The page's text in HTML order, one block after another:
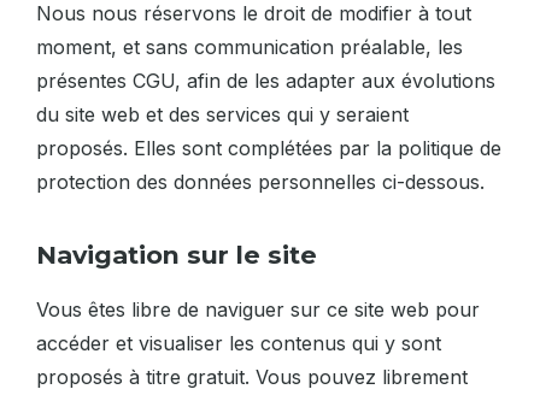
Nous nous réservons le droit de modifier à tout
moment, et sans communication préalable, les
présentes CGU, afin de les adapter aux évolutions
du site web et des services qui y seraient
proposés. Elles sont complétées par la politique de
protection des données personnelles ci-dessous.
Navigation sur le site
Vous êtes libre de naviguer sur ce site web pour
accéder et visualiser les contenus qui y sont
proposés à titre gratuit. Vous pouvez librement